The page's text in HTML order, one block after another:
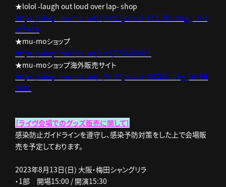
★lolol -laugh out loud over lap- shop
https://shop.mu-mo.net/a/list1?jsiteid=LOLO&categ_id=3
025424
★mu-moショップ
https://shop.mu-mo.net/list1/256203021
★mu-moショップ海外販売サイト
https://shop.mu-mo.net/a/list1?jsiteid=MSG&categ_id=66
5601
［ライヴ会場でのグッズ販売に関して］
感染防止ガイドラインを遵守し、感染予防対策をした上で会場販
売を予定しております。
2023年8月13日(日) 大阪・梅田シャングリラ
・1部 開場15:00 / 開演15:30